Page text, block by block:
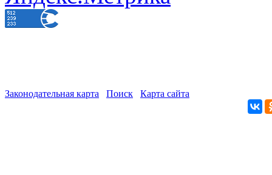
Законодательная карта Поиск Карта сайта